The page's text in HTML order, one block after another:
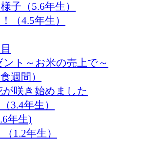
子（5.6年生）
（4.5年生）
ト～お米の売上で～
週間）
咲き始めました
3.4年生）
年生)
1.2年生）